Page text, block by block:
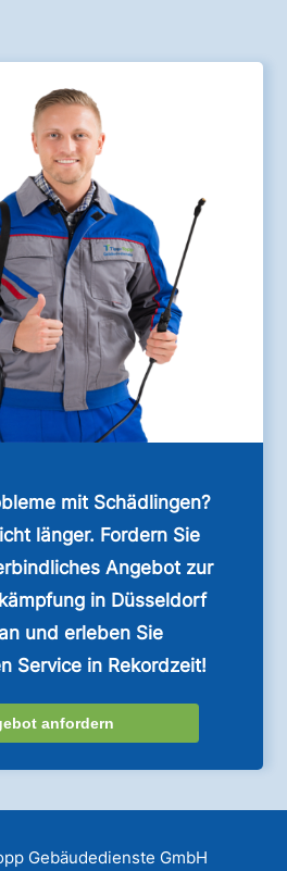
mit Schädlingen?
länger. Fordern Sie
Angebot zur
in Düsseldorf
und erleben Sie
Service in Rekordzeit!
anfordern
Gebäudedienste GmbH